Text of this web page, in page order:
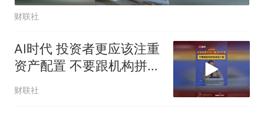
财联社
AI时代 投资者更应该注重
资产配置 不要跟机构拼信
息选个股
财联社